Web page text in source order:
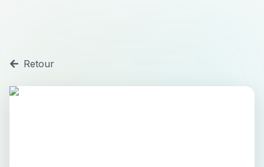
Retour